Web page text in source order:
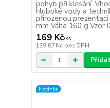
pohyb při klesání.
hluboké vody a
přirozenou
mm Váha 160 g Vzor
169 Kč/ks
139,67 Kč bez DPH
Novinka